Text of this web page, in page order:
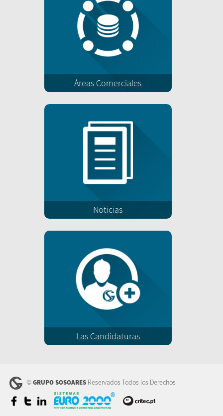
Áreas Comerciales
Noticias
Las Candidaturas
©GRUPO SOSOARES Reservados Todos los Derechos